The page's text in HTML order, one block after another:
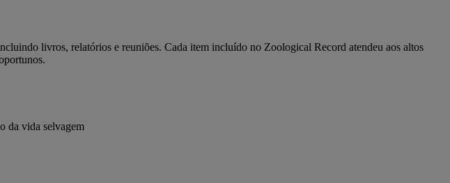
livros, relatórios e reuniões. Cada item incluído no Zoological Record atendeu aos altos
da vida selvagem